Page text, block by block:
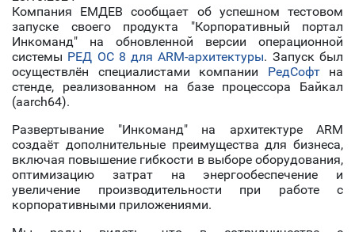
Компания ЕМДЕВ сообщает об успешном тестовом
запуске своего продукта "Корпоративный портал
Инкоманд" на обновленной версии операционной
системы РЕД ОС 8 для ARM-архитектуры. Запуск был
осуществлён специалистами компании РедСофтна
стенде, реализованном на базе процессора Байкал
(aarch64).
Развертывание "Инкоманд" на архитектуре ARM
создаёт дополнительные преимущества для бизнеса,
включая повышение гибкости в выборе оборудования,
оптимизацию затрат на энергообеспечение и
увеличение производительности при работе с
корпоративными приложениями.